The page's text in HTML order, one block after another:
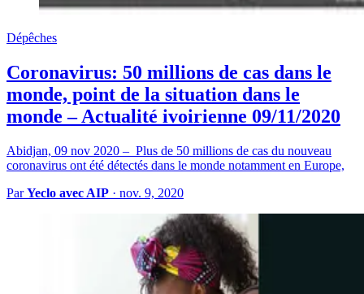
Dépêches
Coronavirus: 50 millions de cas dans le
monde, point de la situation dans le
monde – Actualité ivoirienne 09/11/2020
Abidjan, 09 nov 2020 – Plus de 50 millions de cas du nouveau
coronavirus ont été détectés dans le monde notamment en Europe,
ParYeclo avec AIP · nov. 9, 2020